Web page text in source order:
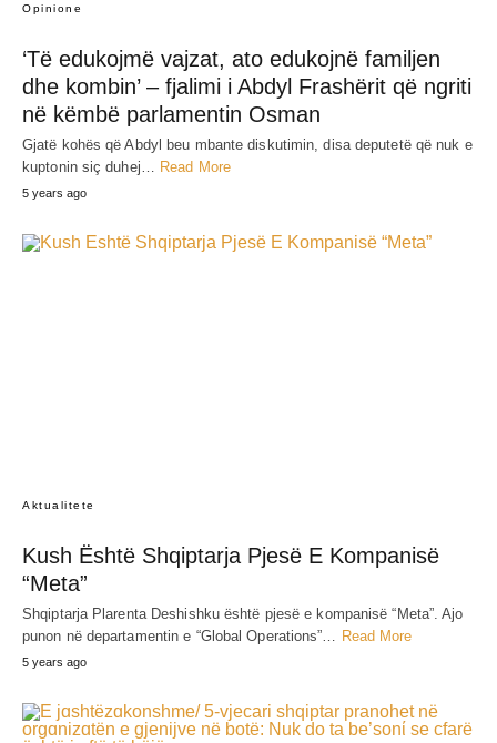
Opinione
‘Të edukojmë vajzat, ato edukojnë familjen
dhe kombin’ – fjalimi i Abdyl Frashërit që ngriti
në këmbë parlamentin Osman
Gjatë kohës që Abdyl beu mbante diskutimin, disa deputetë që nuk e
kuptonin siç duhej…
Read More
5 years ago
Aktualitete
Kush Është Shqiptarja Pjesë E Kompanisë
“Meta”
Shqiptarja Plarenta Deshishku është pjesë e kompanisë “Meta”. Ajo
punon në departamentin e “Global Operations”… Read More
5 years ago